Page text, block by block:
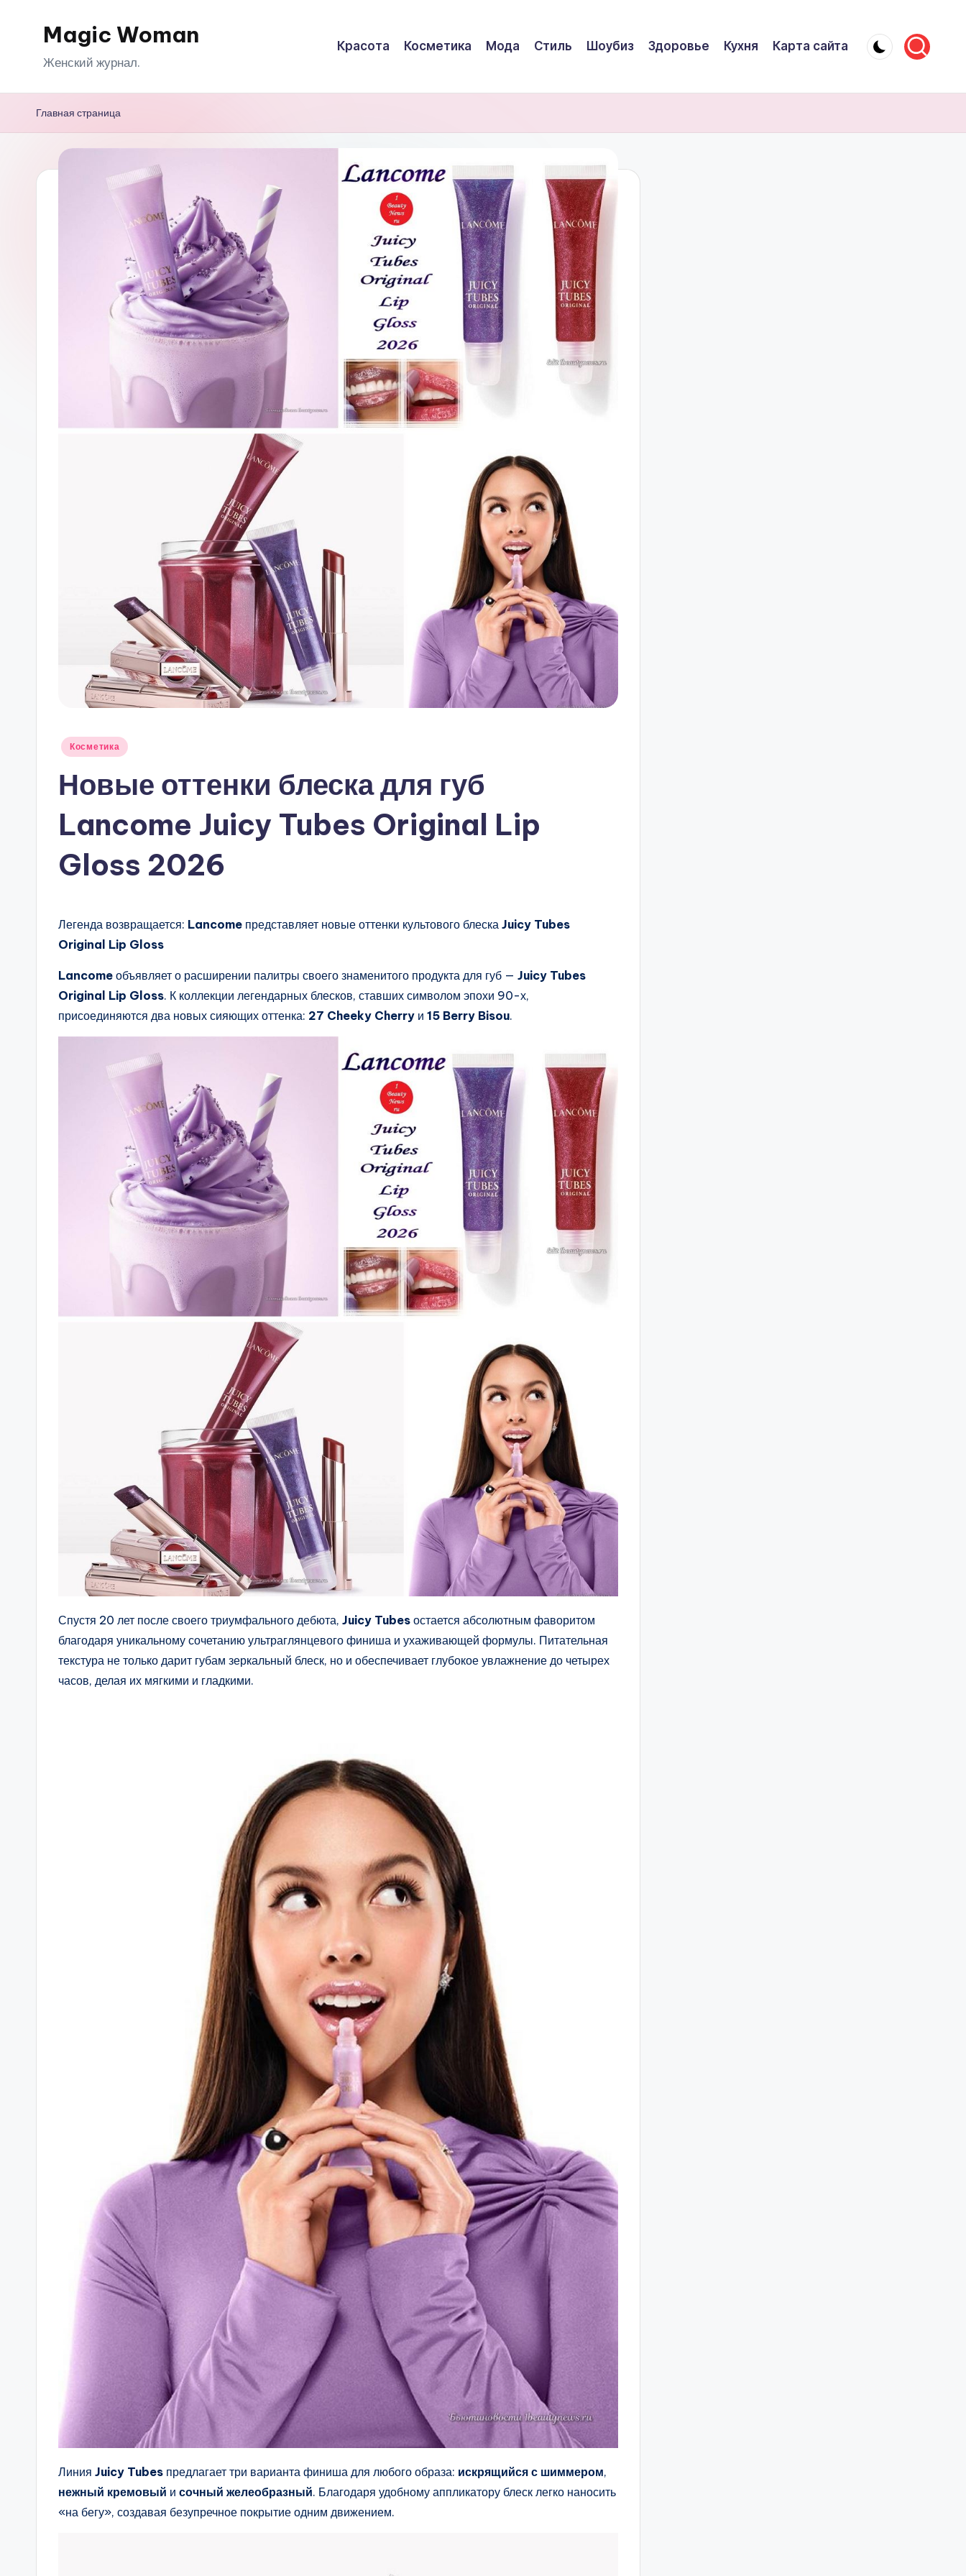
Magic Woman
Женский журнал.
Красота Косметика Мода Стиль Шоубиз Здоровье Кухня Карта сайта
Главная страница
Опубликовано
Косметика
Новые оттенки блеска для губ
Lancome Juicy Tubes Original Lip
Gloss 2026
Легенда возвращается: Lancome представляет новые оттенки культового блеска Juicy Tubes
Original Lip Gloss
Lancome объявляет о расширении палитры своего знаменитого продукта для губ — Juicy Tubes
Original Lip Gloss. К коллекции легендарных блесков, ставших символом эпохи 90-х,
присоединяются два новых сияющих оттенка: 27 Cheeky Cherry и 15 Berry Bisou.
Спустя 20 лет после своего триумфального дебюта, Juicy Tubes остается абсолютным фаворитом
благодаря уникальному сочетанию ультраглянцевого финиша и ухаживающей формулы. Питательная
текстура не только дарит губам зеркальный блеск, но и обеспечивает глубокое увлажнение до четырех
часов, делая их мягкими и гладкими.
Линия Juicy Tubes предлагает три варианта финиша для любого образа: искрящийся с шиммером,
нежный кремовый и сочный желеобразный. Благодаря удобному аппликатору блеск легко наносить
«на бегу», создавая безупречное покрытие одним движением.